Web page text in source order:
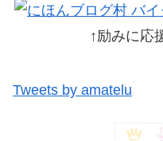
↑励みに応
Tweets by amatelu